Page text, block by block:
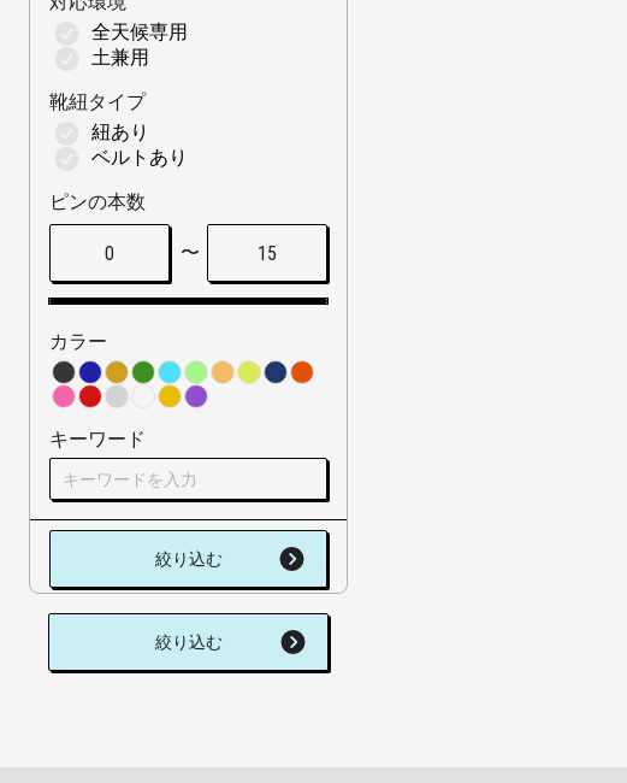
全天候専用
土兼用
靴紐タイプ
紐あり
ベルトあり
ピンの本数
0 〜 15
カラー
キーワード
絞り込む
絞り込む